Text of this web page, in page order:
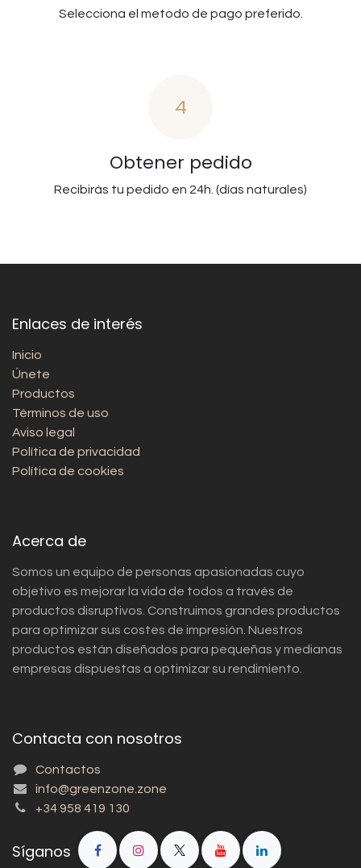
Selecciona el metodo de pago preferido.
4
Obtener pedido
Recibirás tu pedido en 24h. (días naturales)
Enlaces de interés
Inicio
Únete
Productos
Términos de uso
Aviso legal
Política de privacidad
Política de cookies
Acerca de
Somos un equipo de personas apasionadas cuyo
objetivo es mejorar la vida de todos a través de
productos disruptivos. Construimos grandes productos
para optimizar sus costes de impresión. Nuestros
productos están diseñados para pequeñas y medianas
empresas dispuestas a optimizar su rendimiento.
Contacta con nosotros
Contactos
info@greenzone.zone
+34 958 419 130
Síganos